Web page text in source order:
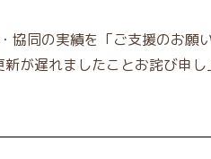
同の実績を「ご支援のお願
が遅れましたことお詫び申し